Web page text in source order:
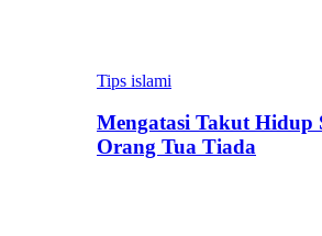
Tips islami
Mengatasi Takut Hidup
Orang Tua Tiada